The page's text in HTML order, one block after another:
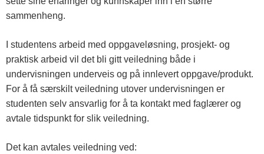
sammenheng.
I studentens arbeid med oppgaveløsning, prosjekt- og
praktisk arbeid vil det bli gitt veiledning både i
undervisningen underveis og på innlevert oppgave/produkt.
For å få særskilt veiledning utover undervisningen er
studenten selv ansvarlig for å ta kontakt med faglærer og
avtale tidspunkt for slik veiledning.
Det kan avtales veiledning ved: